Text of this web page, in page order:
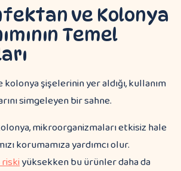
ve Kolonya
Temel
mikroorganizmaları etkisiz hale
korumamıza yardımcı olur.
yüksekken bu ürünler daha da